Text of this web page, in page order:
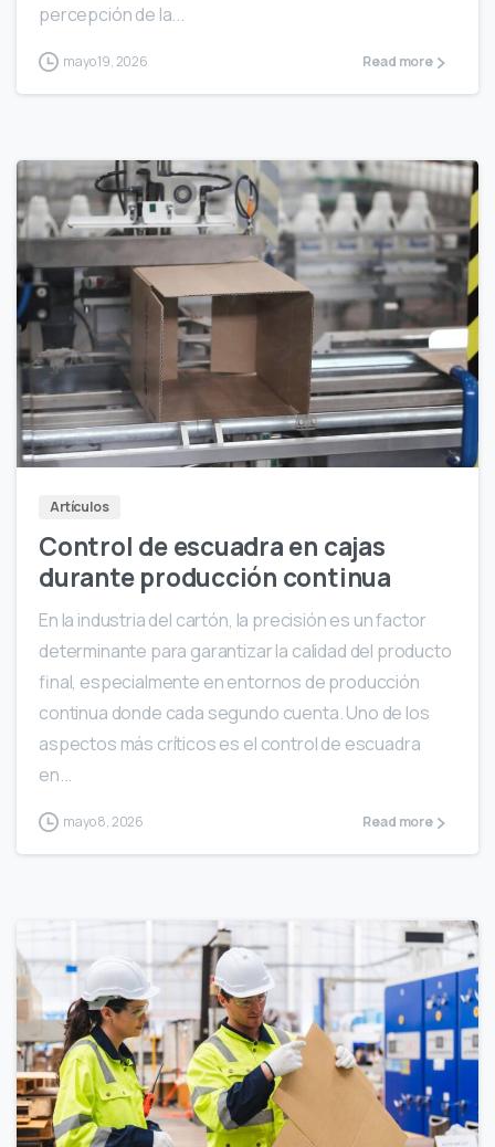
percepción de la...
mayo 19, 2026 Read more
Artículos
Control de escuadra en cajas
durante producción continua
En la industria del cartón, la precisión es un factor
determinante para garantizar la calidad del producto
final, especialmente en entornos de producción
continua donde cada segundo cuenta. Uno de los
aspectos más críticos es el control de escuadra
en...
mayo 8, 2026 Read more